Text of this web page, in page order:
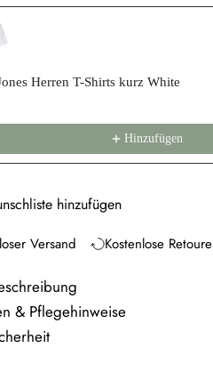
Herren T-Shirts kurz White
Hinzufügen
hinzufügen
Versand Kostenlose Retoure
& Pflegehinweise